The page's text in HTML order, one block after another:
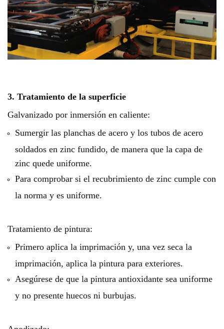
3. Tratamiento de la superficie
Galvanizado por inmersión en caliente:
Sumergir las planchas de acero y los tubos de acero
soldados en zinc fundido, de manera que la capa de
zinc quede uniforme.
Para comprobar si el recubrimiento de zinc cumple con
la norma y es uniforme.
Tratamiento de pintura:
Primero aplica la imprimación y, una vez seca la
imprimación, aplica la pintura para exteriores.
Asegúrese de que la pintura antioxidante sea uniforme
y no presente huecos ni burbujas.